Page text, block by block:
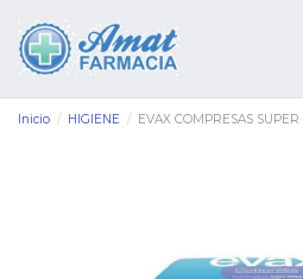
Inicio HIGIENE EVAX COMPRESAS